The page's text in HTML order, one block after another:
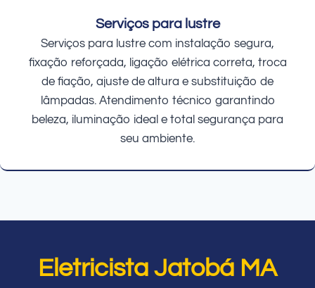
Serviços para lustre
Serviços para lustre com instalação segura,
fixação reforçada, ligação elétrica correta, troca
de fiação, ajuste de altura e substituição de
lâmpadas. Atendimento técnico garantindo
beleza, iluminação ideal e total segurança para
seu ambiente.
Eletricista Jatobá MA